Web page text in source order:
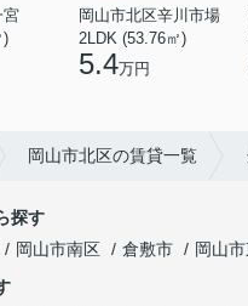
宮
)
岡山市北区辛川市場
2LDK (53.76㎡)
5.4万円
岡山市北区の賃貸一覧
探す
岡山市南区 倉敷市
岡山